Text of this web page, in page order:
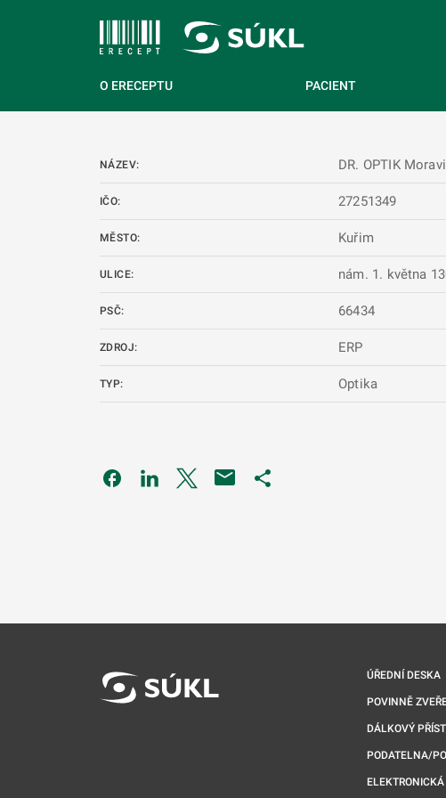
O ERECEPTU PACIENT
NÁZEV: DR. OPTIK
IČO: 27251349
MĚSTO: Kuřim
ULICE: nám. 1. května
PSČ: 66434
ZDROJ: ERP
TYP: Optika
Odkaz se otevře na nové kartě
Odkaz se otevře na nové kartě
Odkaz se otevře na nové kartě
ÚŘEDNÍ DESKA
POVINNĚ
DÁLKOVÝ
PODATELNA/